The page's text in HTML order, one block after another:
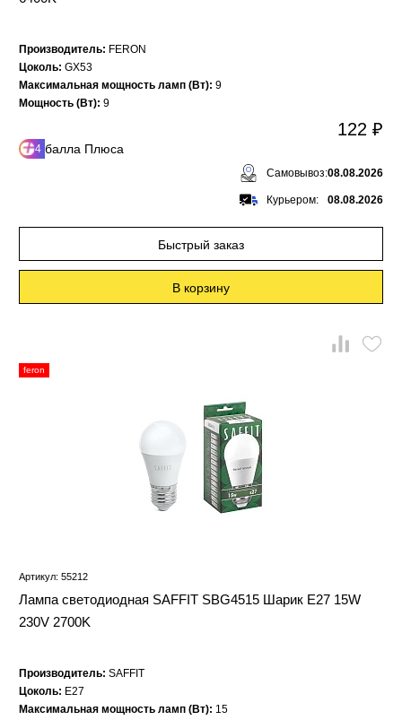
Производитель: FERON
Цоколь: GX53
Максимальная мощность ламп (Вт): 9
Мощность (Вт): 9
4 балла Плюса
122 ₽
Самовывоз:08.08.2026
Курьером: 08.08.2026
Быстрый заказ
В корзину
feron
Артикул: 55212
Лампа светодиодная SAFFIT SBG4515 Шарик E27 15W
230V 2700K
Производитель: SAFFIT
Цоколь: E27
Максимальная мощность ламп (Вт): 15